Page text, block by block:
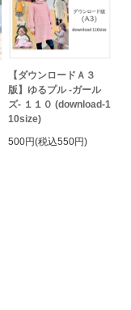
【ダウンロードＡ３
版】ゆるプル -ガール
ズ- １１０ (download-1
10size)
500円(税込550円)